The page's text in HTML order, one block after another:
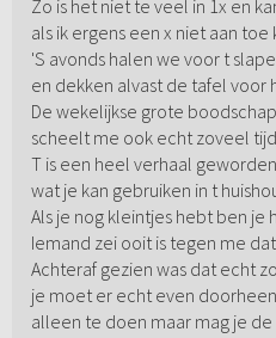
Zo is het niet te veel in 1x en
als ik ergens een x niet aan
'S avonds halen we voor t
en dekken alvast de tafel voor
De wekelijkse grote
scheelt me ook echt zoveel
T is een heel verhaal
wat je kan gebruiken in t
Als je nog kleintjes hebt ben je
Iemand zei ooit is tegen me
Achteraf gezien was dat echt
je moet er echt even
alleen te doen maar mag je